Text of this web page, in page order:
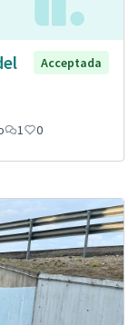
Acceptada
1 0